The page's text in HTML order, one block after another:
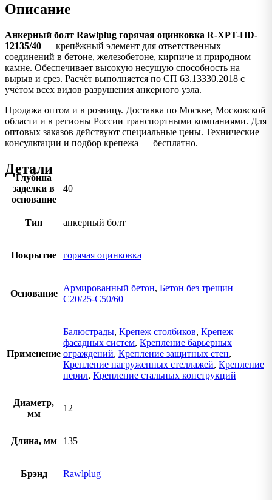
Описание
Анкерный болт Rawlplug горячая оцинковка R-XPT-HD-
12135/40 — крепёжный элемент для ответственных
соединений в бетоне, железобетоне, кирпиче и природном
камне. Обеспечивает высокую несущую способность на
вырыв и срез. Расчёт выполняется по СП 63.13330.2018 с
учётом всех видов разрушения анкерного узла.
Продажа оптом и в розницу. Доставка по Москве, Московской
области и в регионы России транспортными компаниями. Для
оптовых заказов действуют специальные цены. Технические
консультации и подбор крепежа — бесплатно.
Детали
Глубина
заделки в
основание
40
Тип анкерный болт
Покрытие горячая оцинковка
Основание
Армированный бетон, Бетон без трещин
C20/25-C50/60
Применение
Балюстрады, Крепеж столбиков, Крепеж
фасадных систем, Крепление барьерных
ограждений, Крепление защитных стен,
Крепление нагруженных стеллажей, Крепление
перил, Крепление стальных конструкций
Диаметр,
мм
12
Длина, мм 135
Брэнд Rawlplug